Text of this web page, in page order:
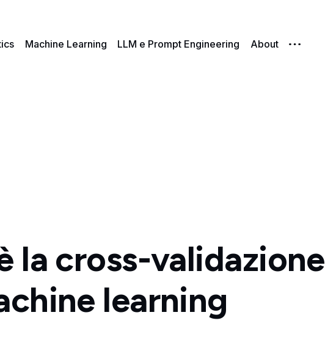
Machine Learning LLM e Prompt Engineering About
la cross-validazione
learning